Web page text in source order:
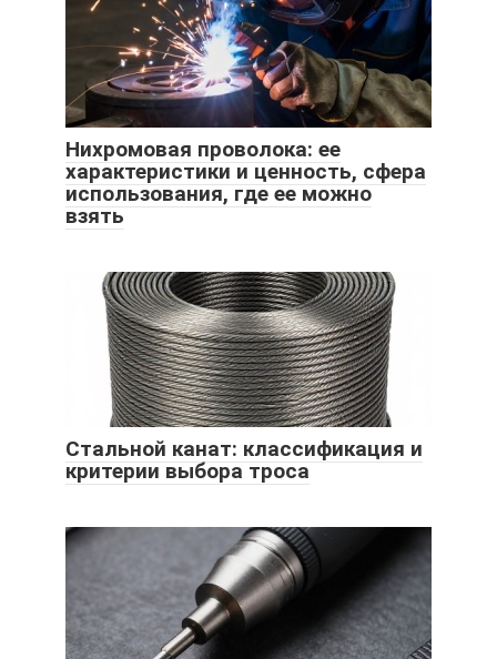
Нихромовая проволока: ее
характеристики и ценность, сфера
использования, где ее можно
взять
Стальной канат: классификация и
критерии выбора троса